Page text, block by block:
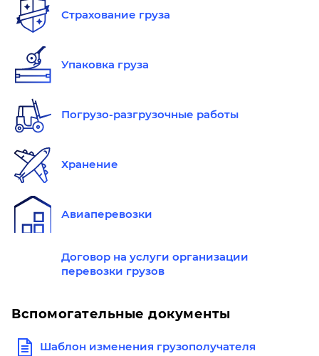
Страхование груза
Упаковка груза
Погрузо-разгрузочные работы
Хранение
Авиаперевозки
Договор на услуги организации
перевозки грузов
Вспомогательные документы
Шаблон изменения грузополучателя